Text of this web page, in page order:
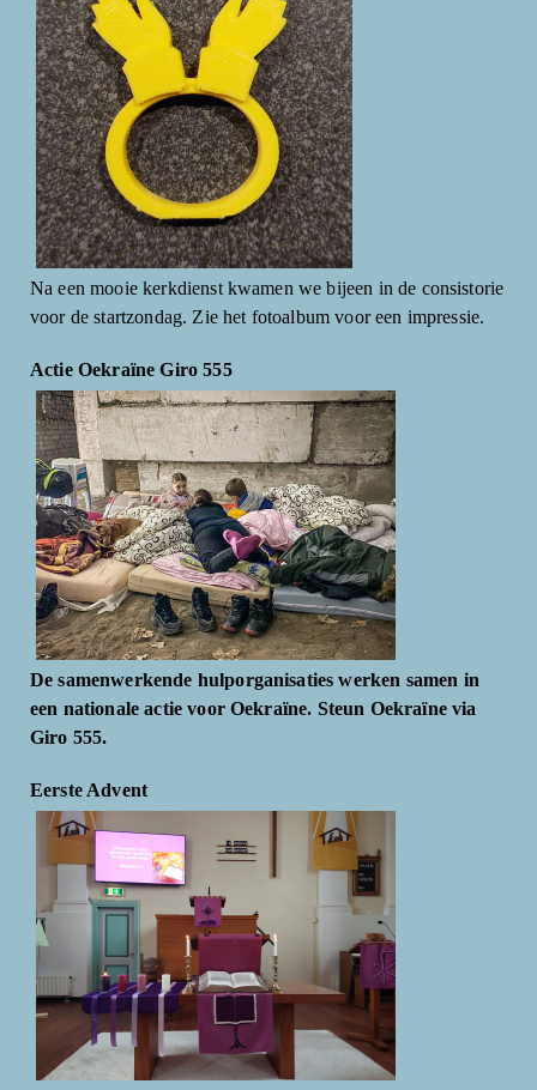
Na een mooie kerkdienst kwamen we bijeen in de consistorie
voor de startzondag. Zie het fotoalbum voor een impressie.
Actie Oekraïne Giro 555
De samenwerkende hulporganisaties werken samen in
een nationale actie voor Oekraïne. Steun Oekraïne via
Giro 555.
Eerste Advent